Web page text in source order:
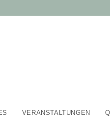
VERANSTALTUNGEN